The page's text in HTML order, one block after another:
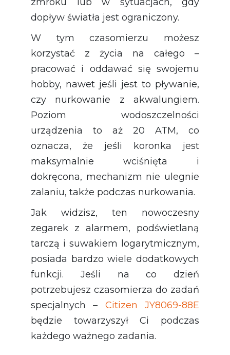
dopływ światła jest ograniczony.
W tym czasomierzu możesz
korzystać z życia na całego –
pracować i oddawać się swojemu
hobby, nawet jeśli jest to pływanie,
czy nurkowanie z akwalungiem.
Poziom wodoszczelności
urządzenia to aż 20 ATM, co
oznacza, że jeśli koronka jest
maksymalnie wciśnięta i
dokręcona, mechanizm nie ulegnie
zalaniu, także podczas nurkowania.
Jak widzisz, ten nowoczesny
zegarek z alarmem, podświetlaną
tarczą i suwakiem logarytmicznym,
posiada bardzo wiele dodatkowych
funkcji. Jeśli na co dzień
potrzebujesz czasomierza do zadań
specjalnych – Citizen JY8069-88E
będzie towarzyszył Ci podczas
każdego ważnego zadania.